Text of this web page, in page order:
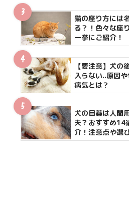
猫の座り方には
る？！色々な座
一挙にご紹介！
【要注意】犬の
入らない..原因
病気とは？
犬の目薬は人間
夫？おすすめ14
介！注意点や選